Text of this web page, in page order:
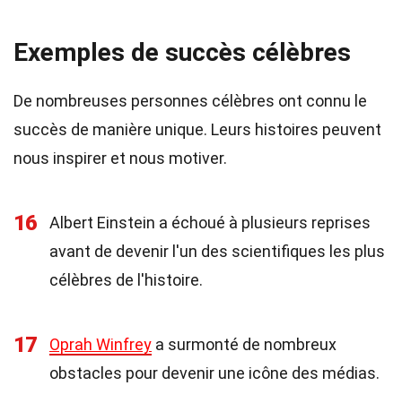
Exemples de succès célèbres
De nombreuses personnes célèbres ont connu le
succès de manière unique. Leurs histoires peuvent
nous inspirer et nous motiver.
16
Albert Einstein a échoué à plusieurs reprises
avant de devenir l'un des scientifiques les plus
célèbres de l'histoire.
17 Oprah Winfrey a surmonté de nombreux
obstacles pour devenir une icône des médias.